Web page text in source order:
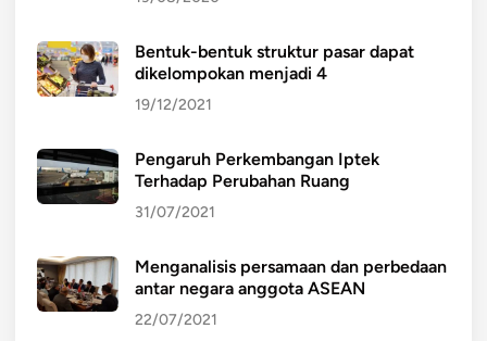
Bentuk-bentuk struktur pasar dapat
dikelompokan menjadi 4
19/12/2021
Pengaruh Perkembangan Iptek
Terhadap Perubahan Ruang
31/07/2021
Menganalisis persamaan dan perbedaan
antar negara anggota ASEAN
22/07/2021